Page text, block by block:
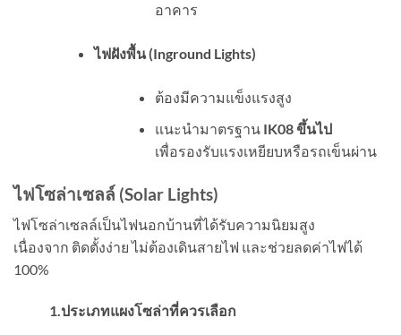
อาคาร
ไฟฝังพื้น (Inground Lights)
ต้องมีความแข็งแรงสูง
แนะนำมาตรฐาน IK08ขึ้นไป
เพื่อรองรับแรงเหยียบหรือรถเข็นผ่าน
ไฟโซล่าเซลล์ (Solar Lights)
ไฟโซล่าเซลล์เป็นไฟนอกบ้านที่ได้รับความนิยมสูง
เนื่องจาก ติดตั้งง่าย ไม่ต้องเดินสายไฟ และช่วยลดค่าไฟได้
100%
1.ประเภทแผงโซล่าที่ควรเลือก